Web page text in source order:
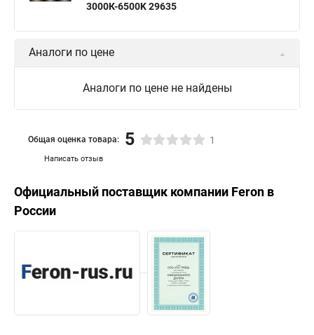
3000К-6500K 29635
Аналоги по цене
Аналоги по цене не найдены
Написать отзыв
Общая оценка товара: 5 1
Официальный поставщик компании Feron в
России